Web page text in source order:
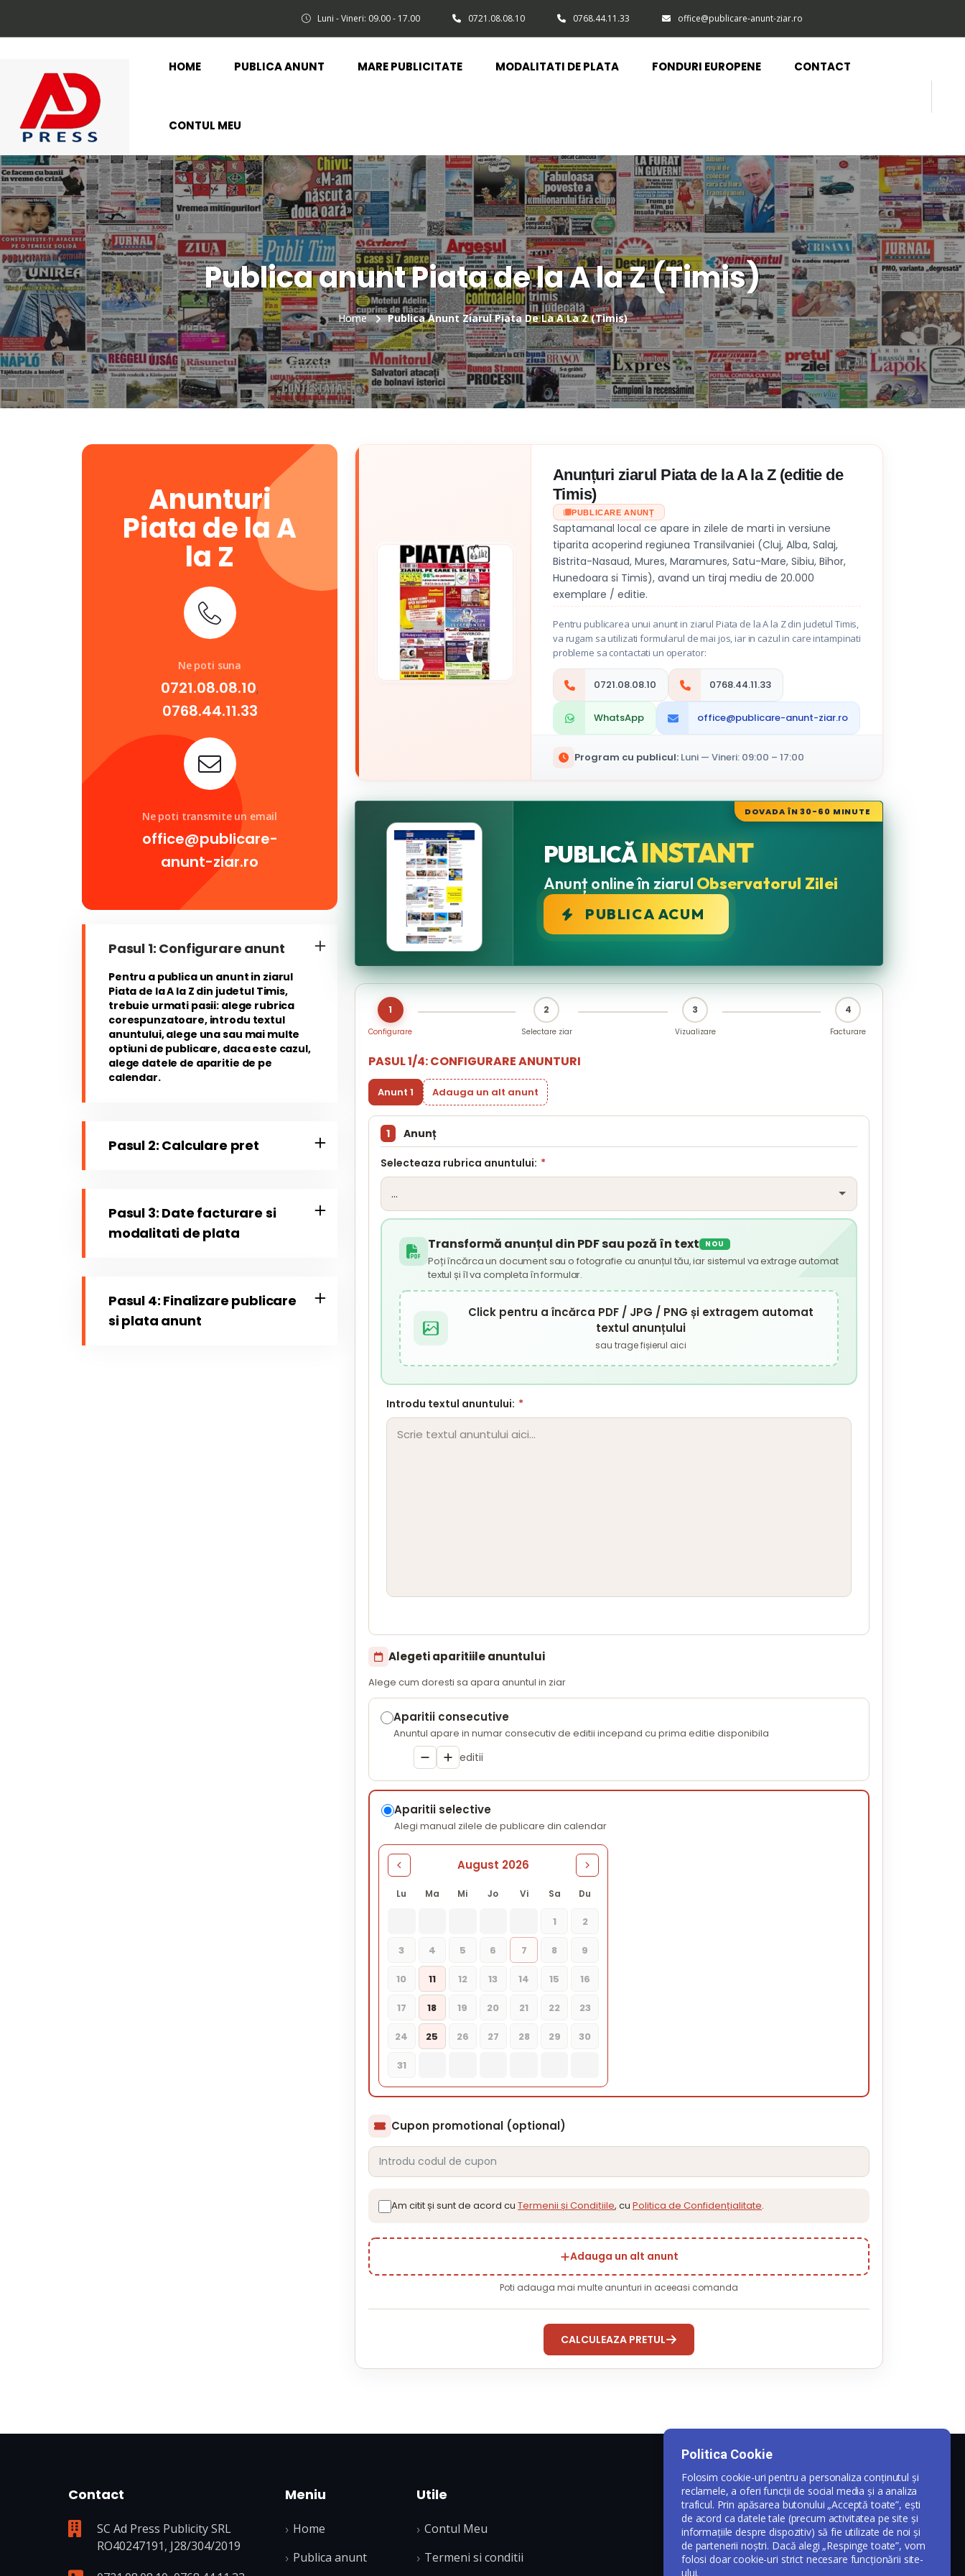
Luni - Vineri: 09.00 - 17.00 0721.08.08.10 0768.44.11.33 office@publicare-anunt-ziar.ro
HOME PUBLICA ANUNT MARE PUBLICITATE MODALITATI DE PLATA FONDURI EUROPENE CONTACT
CONTUL MEU
Publica anunt Piata de la A la Z (Timis)
Home Publica Anunt Ziarul Piata De La A La Z (Timis)
Anunturi
Piata de la A
la Z
Ne poti suna
0721.08.08.10,
0768.44.11.33
Ne poti transmite un email
office@publicare-
anunt-ziar.ro
Pasul 1: Configurare anunt
Pentru a publica un anunt in ziarul
Piata de la A la Z din judetul Timis,
trebuie urmati pasii: alege rubrica
corespunzatoare, introdu textul
anuntului, alege una sau mai multe
optiuni de publicare, daca este cazul,
alege datele de aparitie de pe
calendar.
Pasul 2: Calculare pret
Pasul 3: Date facturare si
modalitati de plata
Pasul 4: Finalizare publicare
si plata anunt
Anunțuri ziarul Piata de la A la Z (editie de
Timis)
PUBLICARE ANUNȚ
Saptamanal local ce apare in zilele de marti in versiune
tiparita acoperind regiunea Transilvaniei (Cluj, Alba, Salaj,
Bistrita-Nasaud, Mures, Maramures, Satu-Mare, Sibiu, Bihor,
Hunedoara si Timis), avand un tiraj mediu de 20.000
exemplare / editie.
Pentru publicarea unui anunt in ziarul Piata de la A la Z din judetul Timis,
va rugam sa utilizati formularul de mai jos, iar in cazul in care intampinati
probleme sa contactati un operator:
0721.08.08.10 0768.44.11.33
WhatsApp office@publicare-anunt-ziar.ro
Program cu publicul: Luni — Vineri: 09:00 – 17:00
DOVADA ÎN 30-60 MINUTE
PUBLICĂINSTANT
Anunț online în ziarul Observatorul Zilei
PUBLICA ACUM
1
Configurare
2
Selectare ziar
3
Vizualizare
4
Facturare
PASUL 1/4: CONFIGURARE ANUNTURI
Anunt 1 Adauga un alt anunt
1 Anunț
Selecteaza rubrica anuntului: *
Transformă anunțul din PDF sau poză în text NOU
Poți încărca un document sau o fotografie cu anunțul tău, iar sistemul va extrage automat
textul și îl va completa în formular.
Click pentru a încărca PDF / JPG / PNG și extragem automat
textul anunțului
sau trage fișierul aici
Introdu textul anuntului: *
Alegeti aparitiile anuntului
Alege cum doresti sa apara anuntul in ziar
Aparitii consecutive
Anuntul apare in numar consecutiv de editii incepand cu prima editie disponibila
editii
Aparitii selective
Alegi manual zilele de publicare din calendar
August 2026
Lu Ma Mi Jo Vi Sa Du
1 2
3 4 5 6 7 8 9
10 11 12 13 14 15 16
17 18 19 20 21 22 23
24 25 26 27 28 29 30
31
Cupon promotional (optional)
Am citit și sunt de acord cu Termenii și Condițiile, cu Politica de Confidențialitate.
Adauga un alt anunt
Poti adauga mai multe anunturi in aceeasi comanda
CALCULEAZA PRETUL
Contact
SC Ad Press Publicity SRL
RO40247191, J28/304/2019
Meniu
Home
Publica anunt
Utile
Contul Meu
Termeni si conditii
Politica Cookie
Folosim cookie-uri pentru a personaliza conținutul și
reclamele, a oferi funcții de social media și a analiza
traficul. Prin apăsarea butonului „Acceptă toate”, ești
de acord ca datele tale (precum activitatea pe site și
informațiile despre dispozitiv) să fie utilizate de noi și
de partenerii noștri. Dacă alegi „Respinge toate”, vom
folosi doar cookie-uri strict necesare funcționării site-
ului.